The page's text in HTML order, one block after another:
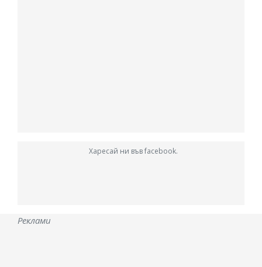
Харесай ни във facebook.
Реклами